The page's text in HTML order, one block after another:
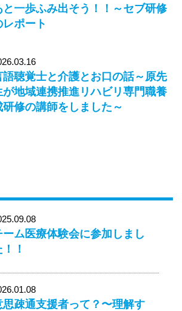
と一歩ふみ出そう！！～セブ研修
レポート
語聴覚士と介護とお口の話～原先
が地域連携推進リハビリ専門職養
研修の講師をしました～
ーム医療体験会に参加しまし
！
思疎通支援者って？〜理解す